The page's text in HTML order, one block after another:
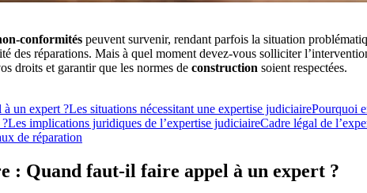
conformités peuvent survenir, rendant parfois la situation
des réparations. Mais à quel moment devez-vous solliciter
droits et garantir que les normes de construction soient respectées.
un expert ?Les situations nécessitant une expertise judiciairePourquoi
Les implications juridiques de l’expertise judiciaireCadre légal de
de réparation
: Quand faut-il faire appel à un expert ?